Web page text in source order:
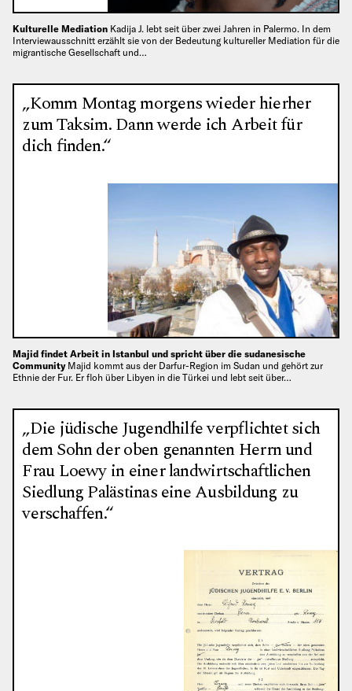
Kulturelle Mediation Kadija J. lebt seit über zwei Jahren in Palermo. In dem
Interviewausschnitt erzählt sie von der Bedeutung kultureller Mediation für die
migrantische Gesellschaft und…
„Komm Montag morgens wieder hierher
zum Taksim. Dann werde ich Arbeit für
dich finden.“
Majid findet Arbeit in Istanbul und spricht über die sudanesische
Community Majid kommt aus der Darfur-Region im Sudan und gehört zur
Ethnie der Fur. Er floh über Libyen in die Türkei und lebt seit über…
„Die jüdische Jugendhilfe verpflichtet sich
dem Sohn der oben genannten Herrn und
Frau Loewy in einer landwirtschaftlichen
Siedlung Palästinas eine Ausbildung zu
verschaffen.“